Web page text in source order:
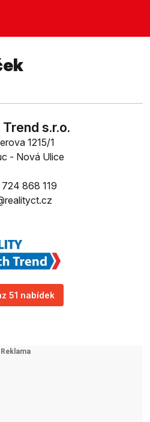
s.r.o.
1215/1
- Nová Ulice
868 119
51 nabídek